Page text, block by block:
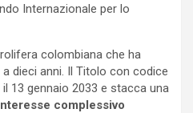
Internazionale per lo
colombiana che ha
dieci anni. Il Titolo con codice
13 gennaio 2033 e stacca una
complessivo